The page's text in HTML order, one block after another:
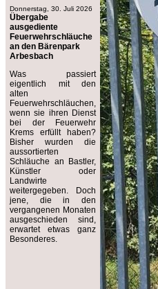
Donnerstag, 30. Juli 2026
Übergabe
ausgediente
Feuerwehrschläuche
an den Bärenpark
Arbesbach
Was passiert
eigentlich mit den
alten
Feuerwehrschläuchen,
wenn sie ihren Dienst
bei der Feuerwehr
Krems erfüllt haben?
Bisher wurden die
aussortierten
Schläuche an Bastler,
Künstler oder
Landwirte
weitergegeben. Doch
jene, die in den
vergangenen Monaten
ausgeschieden sind,
erwartet etwas ganz
Besonderes.